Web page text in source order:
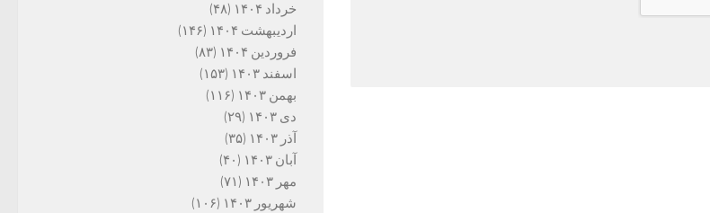
خرداد ۱۴۰۴
(۴۸)
اردیبهشت ۱۴۰۴
(۱۴۶)
فروردین ۱۴۰۴
(۸۳)
اسفند ۱۴۰۳
(۱۵۳)
بهمن ۱۴۰۳
(۱۱۶)
دی ۱۴۰۳
(۲۹)
آذر ۱۴۰۳
(۳۵)
آبان ۱۴۰۳
(۴۰)
مهر ۱۴۰۳
(۷۱)
شهریور ۱۴۰۳
(۱۰۶)